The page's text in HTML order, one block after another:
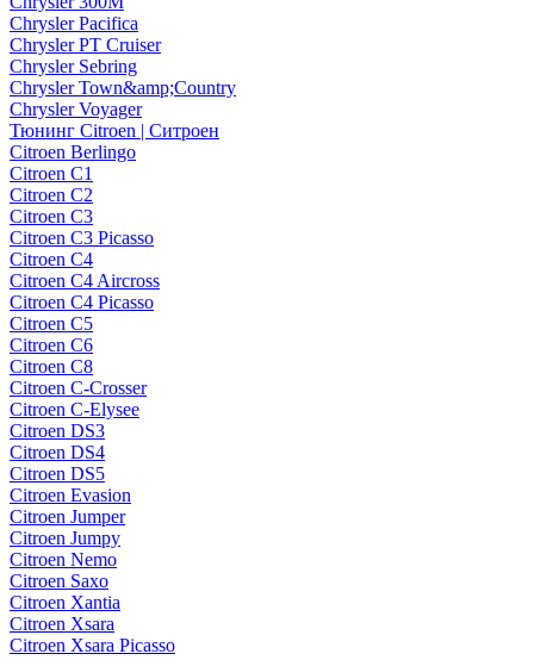
Chrysler Pacifica
Chrysler PT Cruiser
Chrysler Sebring
Chrysler Town&amp;Country
Chrysler Voyager
Тюнинг Citroen | Ситроен
Citroen Berlingo
Citroen C1
Citroen C2
Citroen C3
Citroen C3 Picasso
Citroen C4
Citroen C4 Aircross
Citroen C4 Picasso
Citroen C5
Citroen C6
Citroen C8
Citroen C-Crosser
Citroen C-Elysee
Citroen DS3
Citroen DS4
Citroen DS5
Citroen Evasion
Citroen Jumper
Citroen Jumpy
Citroen Nemo
Citroen Saxo
Citroen Xantia
Citroen Xsara
Citroen Xsara Picasso